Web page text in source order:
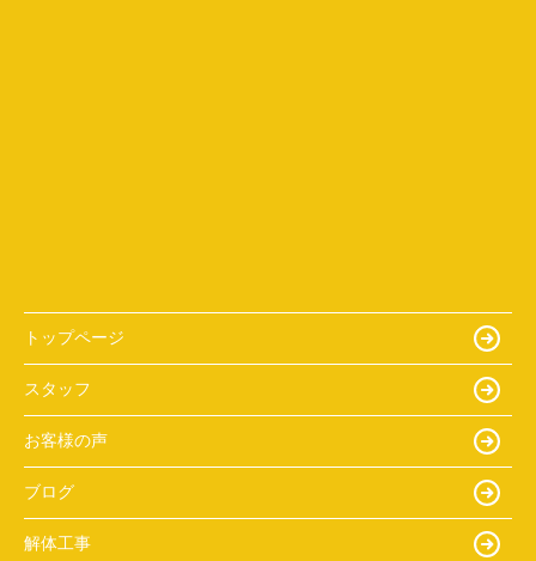
トップページ
スタッフ
お客様の声
ブログ
解体工事